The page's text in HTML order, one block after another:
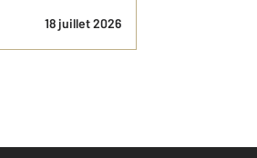
18 juillet 2026